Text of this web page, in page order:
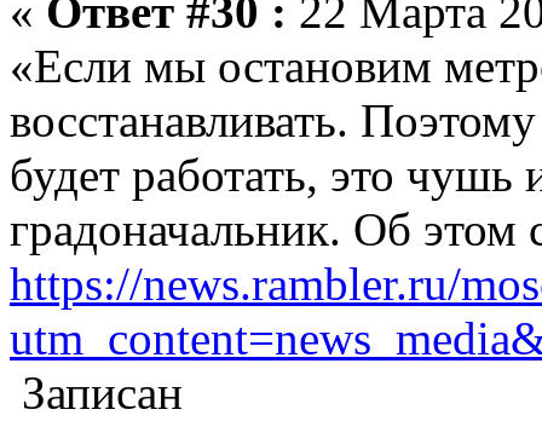
« Ответ #30 : 22 Марта
«Если мы остановим
восстанавливать.
будет работать, это
градоначальник. Об
https://news.rambler.ru/
Записан